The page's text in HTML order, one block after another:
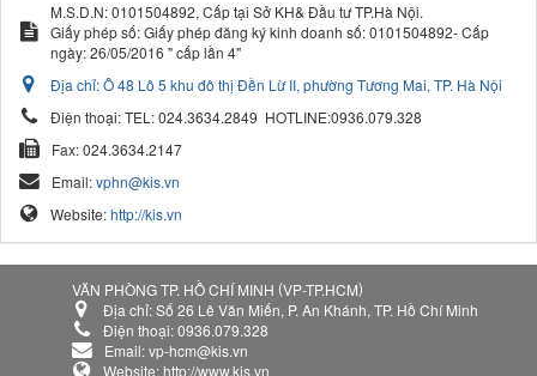
M.S.D.N: 0101504892, Cấp tại Sở KH& Đầu tư TP.Hà Nội.
Giấy phép số: Giấy phép đăng ký kinh doanh số: 0101504892- Cấp
ngày: 26/05/2016 " cấp lần 4"
Địa chỉ:Ô 48 Lô 5 khu đô thị Đền Lừ II, phường Tương Mai, TP. Hà Nội
Điện thoại:TEL: 024.3634.2849 HOTLINE:0936.079.328
Fax:024.3634.2147
Email:vphn@kis.vn
Website:http://kis.vn
VĂN PHÒNG TP. HỒ CHÍ MINH (VP-TP.HCM)
Địa chỉ:Số 26 Lê Văn Miến, P. An Khánh, TP. Hồ Chí Minh
Điện thoại:0936.079.328
Email:vp-hcm@kis.vn
Website: http://www.kis.vn